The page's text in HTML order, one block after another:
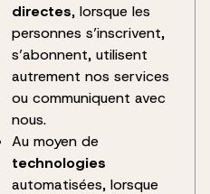
directes, lorsque les
personnes s’inscrivent,
s’abonnent, utilisent
autrement nos services
ou communiquent avec
nous.
Au moyen de
technologies
automatisées, lorsque